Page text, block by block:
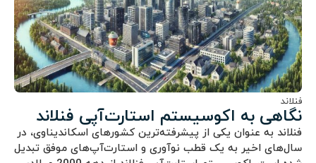
فنلاند
نگاهی به اکوسیستم استارت‌آپی فنلاند
فنلاند به عنوان یکی از پیشرفته‌ترین کشورهای اسکاندیناوی، در
سال‌های اخیر به یک قطب نوآوری و استارت‌آپ‌های موفق تبدیل